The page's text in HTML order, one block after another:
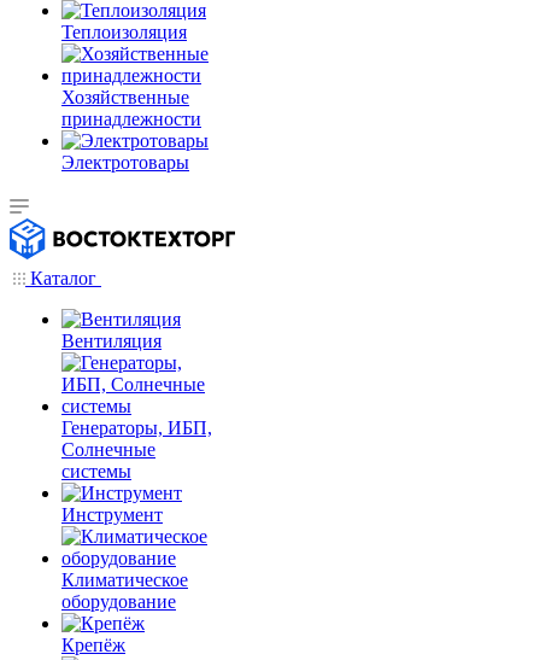
Теплоизоляция
Хозяйственные
принадлежности
Электротовары
Каталог
Вентиляция
Генераторы, ИБП,
Солнечные
системы
Инструмент
Климатическое
оборудование
Крепёж